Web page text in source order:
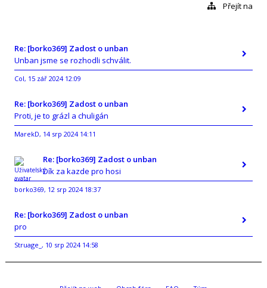
Přejít na
Re: [borko369] Zadost o unban
Unban jsme se rozhodli schválit.
Col, 15 zář 2024 12:09
Re: [borko369] Zadost o unban
Proti, je to grázl a chuligán
MarekD, 14 srp 2024 14:11
Re: [borko369] Zadost o unban
Dík za kazde pro hosi
borko369, 12 srp 2024 18:37
Re: [borko369] Zadost o unban
pro
Struage_ , 10 srp 2024 14:58